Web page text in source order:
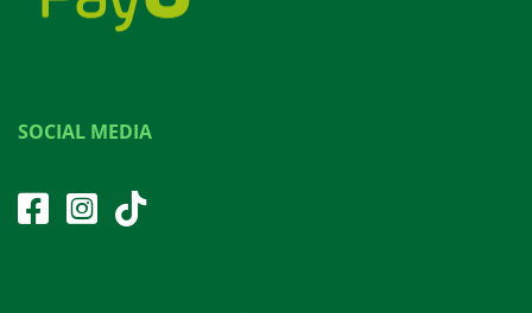
SOCIAL MEDIA